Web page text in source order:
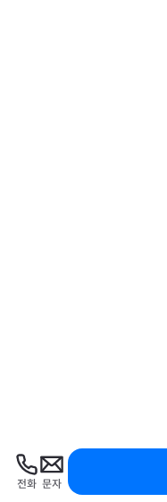
전화 문자